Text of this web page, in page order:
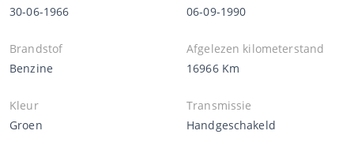
30-06-1966
06-09-1990
Brandstof
Benzine
Afgelezen kilometerstand
16966 Km
Kleur
Groen
Transmissie
Handgeschakeld